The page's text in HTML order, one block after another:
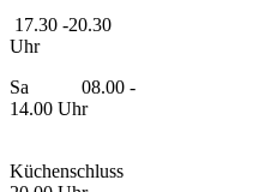
17.30 -20.30
Uhr
Sa 08.00 -
14.00 Uhr
Küchenschluss